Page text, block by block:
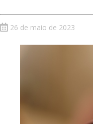
26 de maio de 2023